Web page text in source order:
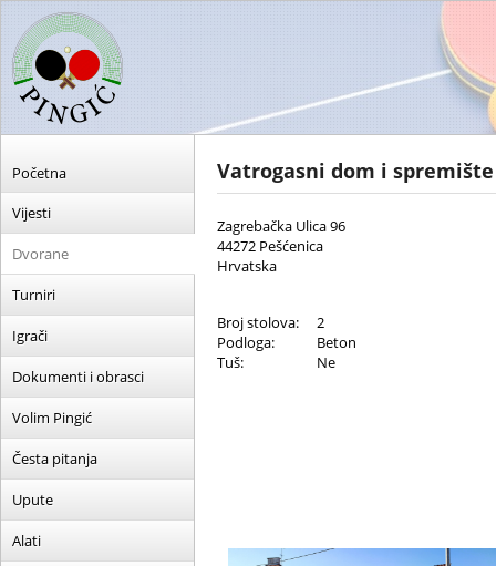
Početna
Vijesti
Dvorane
Turniri
Igrači
Dokumenti i obrasci
Volim Pingić
Česta pitanja
Upute
Alati
Vatrogasni dom i
Zagrebačka Ulica 96
44272 Pešćenica
Hrvatska
Broj stolova:
2
Podloga:
Beton
Tuš:
Ne